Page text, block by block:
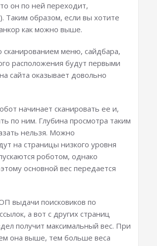
он по ней переходит,
Таким образом, если вы хотите
как можно выше.
сканированием меню, сайдбара,
расположения будут первыми
сайта оказывает довольно
начинает сканировать ее и,
по ним. Глубина просмотра таким
нельзя. Можно
на страницы низкого уровня
роботом, однако
основной вес передается
выдачи поисковиков по
а вот с других страниц
получит максимальный вес. При
она выше, тем больше веса